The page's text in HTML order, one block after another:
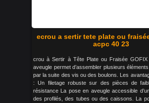
ecrou a sertir tete plate ou
acpc 40 23
crou à Sertir à Tête Plate ou Fraisée
aveugle permet d’assembler plusieurs
par la suite des vis ou des boulons. Les
: Un filetage robuste sur des pièces de
résistance La pose en aveugle accessible
des profilés, des tubes ou des caissons. La